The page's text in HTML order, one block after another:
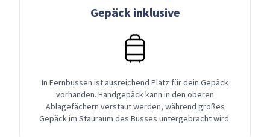
Gepäck inklusive
In Fernbussen ist ausreichend Platz für dein Gepäck
vorhanden. Handgepäck kann in den oberen
Ablagefächern verstaut werden, während großes
Gepäck im Stauraum des Busses untergebracht wird.